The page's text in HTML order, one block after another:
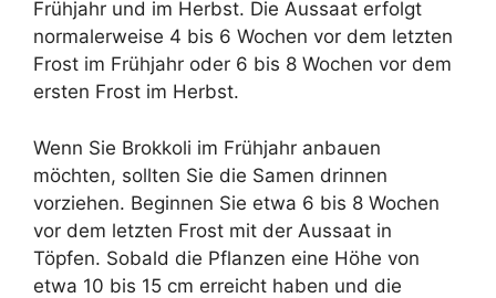
Frühjahr und im Herbst. Die Aussaat erfolgt
normalerweise 4 bis 6 Wochen vor dem letzten
Frost im Frühjahr oder 6 bis 8 Wochen vor dem
ersten Frost im Herbst.
Wenn Sie Brokkoli im Frühjahr anbauen
möchten, sollten Sie die Samen drinnen
vorziehen. Beginnen Sie etwa 6 bis 8 Wochen
vor dem letzten Frost mit der Aussaat in
Töpfen. Sobald die Pflanzen eine Höhe von
etwa 10 bis 15 cm erreicht haben und die